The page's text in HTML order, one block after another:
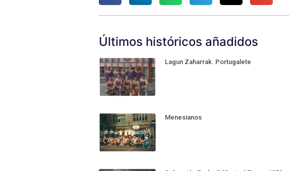
Últimos históricos añadidos
Lagun Zaharrak. Portugalete
Menesianos